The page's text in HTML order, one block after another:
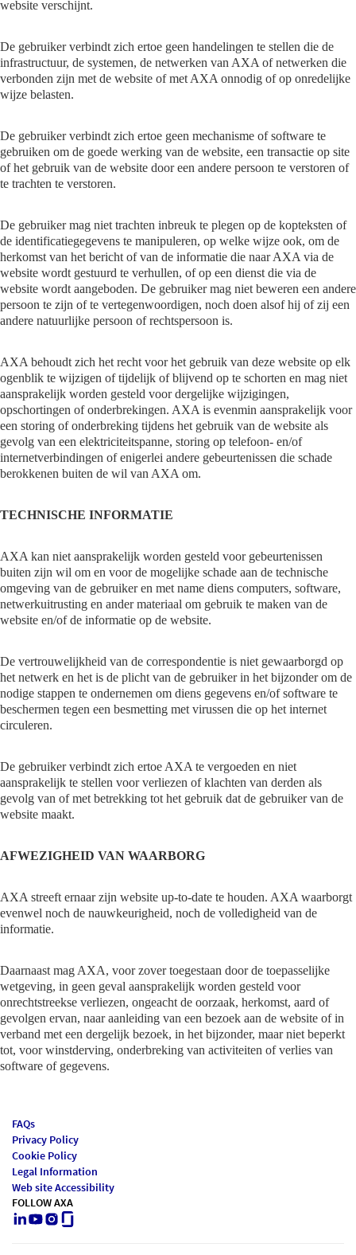
website verschijnt.
De gebruiker verbindt zich ertoe geen handelingen te stellen die de
infrastructuur, de systemen, de netwerken van AXA of netwerken die
verbonden zijn met de website of met AXA onnodig of op onredelijke
wijze belasten.
De gebruiker verbindt zich ertoe geen mechanisme of software te
gebruiken om de goede werking van de website, een transactie op site
of het gebruik van de website door een andere persoon te verstoren of
te trachten te verstoren.
De gebruiker mag niet trachten inbreuk te plegen op de kopteksten of
de identificatiegegevens te manipuleren, op welke wijze ook, om de
herkomst van het bericht of van de informatie die naar AXA via de
website wordt gestuurd te verhullen, of op een dienst die via de
website wordt aangeboden. De gebruiker mag niet beweren een andere
persoon te zijn of te vertegenwoordigen, noch doen alsof hij of zij een
andere natuurlijke persoon of rechtspersoon is.
AXA behoudt zich het recht voor het gebruik van deze website op elk
ogenblik te wijzigen of tijdelijk of blijvend op te schorten en mag niet
aansprakelijk worden gesteld voor dergelijke wijzigingen,
opschortingen of onderbrekingen. AXA is evenmin aansprakelijk voor
een storing of onderbreking tijdens het gebruik van de website als
gevolg van een elektriciteitspanne, storing op telefoon- en/of
internetverbindingen of enigerlei andere gebeurtenissen die schade
berokkenen buiten de wil van AXA om.
TECHNISCHE INFORMATIE
AXA kan niet aansprakelijk worden gesteld voor gebeurtenissen
buiten zijn wil om en voor de mogelijke schade aan de technische
omgeving van de gebruiker en met name diens computers, software,
netwerkuitrusting en ander materiaal om gebruik te maken van de
website en/of de informatie op de website.
De vertrouwelijkheid van de correspondentie is niet gewaarborgd op
het netwerk en het is de plicht van de gebruiker in het bijzonder om de
nodige stappen te ondernemen om diens gegevens en/of software te
beschermen tegen een besmetting met virussen die op het internet
circuleren.
De gebruiker verbindt zich ertoe AXA te vergoeden en niet
aansprakelijk te stellen voor verliezen of klachten van derden als
gevolg van of met betrekking tot het gebruik dat de gebruiker van de
website maakt.
AFWEZIGHEID VAN WAARBORG
AXA streeft ernaar zijn website up-to-date te houden. AXA waarborgt
evenwel noch de nauwkeurigheid, noch de volledigheid van de
informatie.
Daarnaast mag AXA, voor zover toegestaan door de toepasselijke
wetgeving, in geen geval aansprakelijk worden gesteld voor
onrechtstreekse verliezen, ongeacht de oorzaak, herkomst, aard of
gevolgen ervan, naar aanleiding van een bezoek aan de website of in
verband met een dergelijk bezoek, in het bijzonder, maar niet beperkt
tot, voor winstderving, onderbreking van activiteiten of verlies van
software of gegevens.
FAQs
Privacy Policy
Cookie Policy
Legal Information
Web site Accessibility
FOLLOW AXA
LinkedIn
Youtube
Instagram
Glassdoor